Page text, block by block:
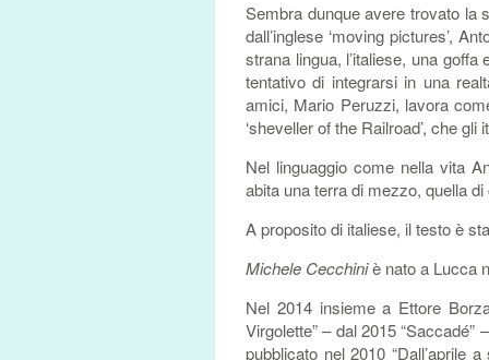
Sembra dunque avere trovato la
dall’inglese ‘moving pictures’,
strana lingua, l’italiese, una
tentativo di integrarsi in una
amici, Mario Peruzzi, lavora
‘sheveller of the Railroad’, che gli
Nel linguaggio come nella vita
abita una terra di mezzo, quella
A proposito di italiese, il testo è
Michele Cecchiniè nato a Lucca
Nel 2014 insieme a Ettore
Virgolette” – dal 2015
pubblicato nel 2010 “Dall’aprile